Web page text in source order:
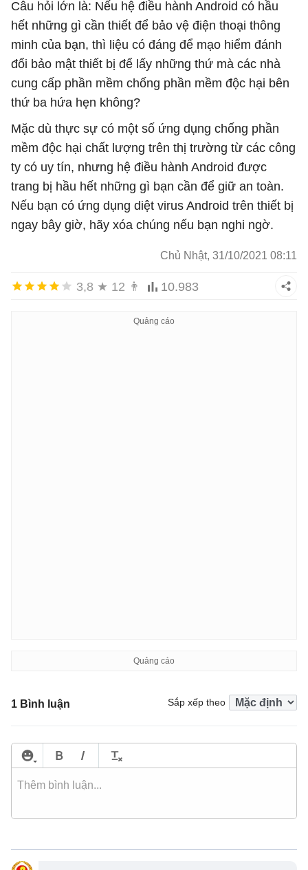
Câu hỏi lớn là: Nếu hệ điều hành Android có hầu
hết những gì cần thiết để bảo vệ điện thoại thông
minh của bạn, thì liệu có đáng để mạo hiểm đánh
đổi bảo mật thiết bị để lấy những thứ mà các nhà
cung cấp phần mềm chống phần mềm độc hại bên
thứ ba hứa hẹn không?
Mặc dù thực sự có một số ứng dụng chống phần
mềm độc hại chất lượng trên thị trường từ các công
ty có uy tín, nhưng hệ điều hành Android được
trang bị hầu hết những gì bạn cần để giữ an toàn.
Nếu bạn có ứng dụng diệt virus Android trên thiết bị
ngay bây giờ, hãy xóa chúng nếu bạn nghi ngờ.
Chủ Nhật, 31/10/2021 08:11
3,8 ★ 12 👨 10.983
1 Bình luận Sắp xếp theo